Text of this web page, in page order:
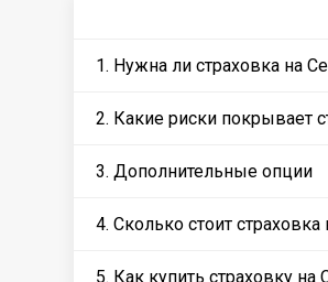
1. Нужна ли страховка на
2. Какие риски покрывает
3. Дополнительные опции
4. Сколько стоит
5. Как купить страховку